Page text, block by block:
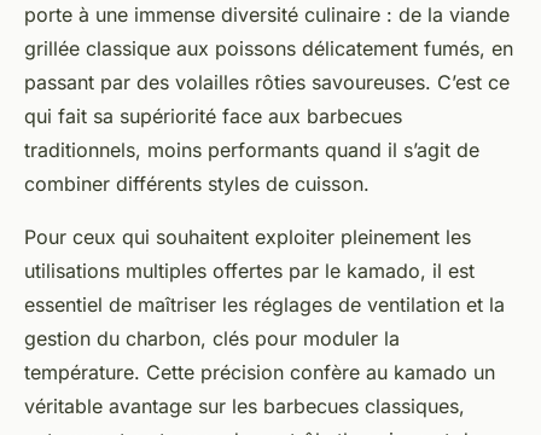
porte à une immense diversité culinaire : de la viande
grillée classique aux poissons délicatement fumés, en
passant par des volailles rôties savoureuses. C’est ce
qui fait sa supériorité face aux barbecues
traditionnels, moins performants quand il s’agit de
combiner différents styles de cuisson.
Pour ceux qui souhaitent exploiter pleinement les
utilisations multiples offertes par le kamado, il est
essentiel de maîtriser les réglages de ventilation et la
gestion du charbon, clés pour moduler la
température. Cette précision confère au kamado un
véritable avantage sur les barbecues classiques,